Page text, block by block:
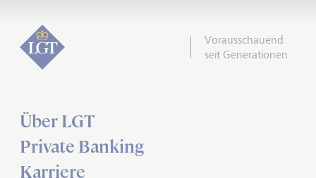
Vorausschauend
seit Generationen
Über LGT
Private Banking
Karriere